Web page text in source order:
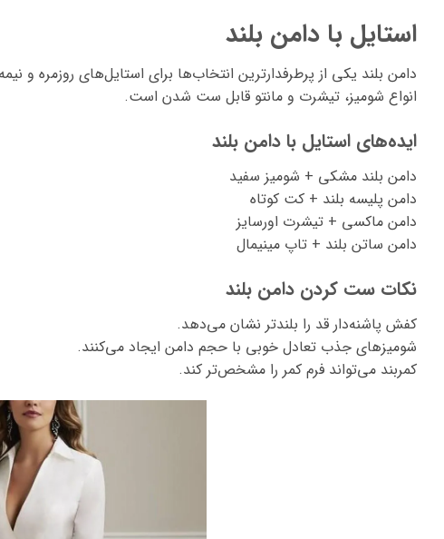
استایل با دامن بلند
دامن بلند یکی از پرطرفدارترین انتخاب‌ها برای استایل‌های روزمره
انواع شومیز، تیشرت و مانتو قابل ست شدن است.
ایده‌های استایل با دامن بلند
دامن بلند مشکی + شومیز سفید
دامن پلیسه بلند + کت کوتاه
دامن ماکسی + تیشرت اورسایز
دامن ساتن بلند + تاپ مینیمال
نکات ست کردن دامن بلند
کفش پاشنه‌دار قد را بلندتر نشان می‌دهد.
شومیزهای جذب تعادل خوبی با حجم دامن ایجاد می‌کنند.
کمربند می‌تواند فرم کمر را مشخص‌تر کند.